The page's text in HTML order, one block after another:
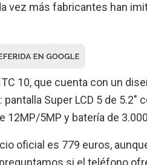
vez más fabricantes han
10, que cuenta con un
Super LCD 5 de 5.2″
12MP/5MP y batería de
oficial es 779 euros,
si el teléfono